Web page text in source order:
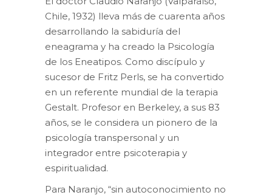
Chile, 1932) lleva más de cuarenta años
desarrollando la sabiduría del
eneagrama y ha creado la Psicología
de los Eneatipos. Como discípulo y
sucesor de Fritz Perls, se ha convertido
en un referente mundial de la terapia
Gestalt. Profesor en Berkeley, a sus 83
años, se le considera un pionero de la
psicología transpersonal y un
integrador entre psicoterapia y
espiritualidad.
Para Naranjo, “sin autoconocimiento no